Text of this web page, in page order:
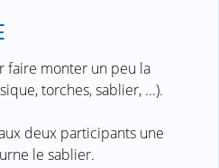
faire monter un peu la
torches, sablier, ...).
deux participants une
le sablier.